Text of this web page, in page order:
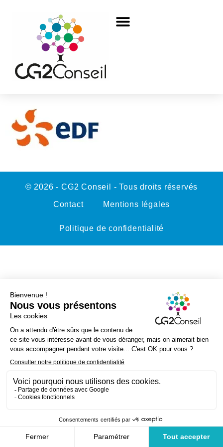
© 2026 - CG2 Conseil - Tous droits réservés
Contact Mentions légales
Politique de confidentialité